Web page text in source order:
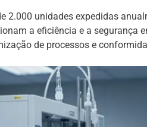
2.000 unidades expedidas
a eficiência e a segurança
de processos e